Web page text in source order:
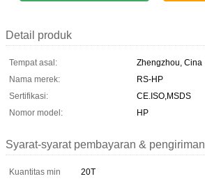
Detail produk
Tempat asal:
Zhengzhou, Cina
Nama merek:
RS-HP
Sertifikasi:
CE.ISO,MSDS
Nomor model:
HP
Syarat-syarat pembayaran & pengiriman
Kuantitas min
20T